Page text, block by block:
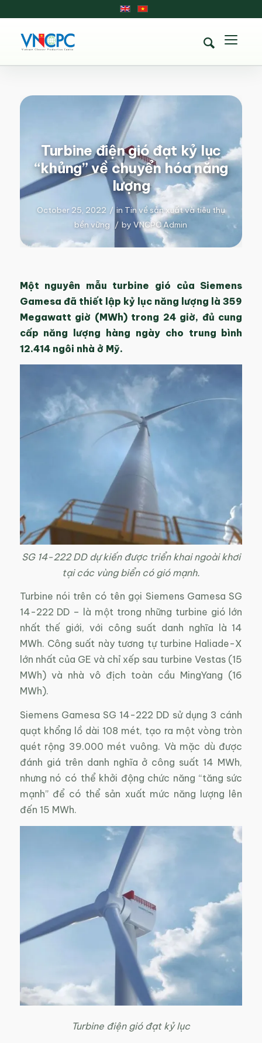
Turbine điện gió đạt kỷ lục
“khủng” về chuyển hóa năng
lượng
October 25, 2022 / in Tin về sản xuất và tiêu thụ
bền vững / byVNCPC Admin
Một nguyên mẫu turbine gió của Siemens
Gamesa đã thiết lập kỷ lục năng lượng là 359
Megawatt giờ (MWh) trong 24 giờ, đủ cung
cấp năng lượng hàng ngày cho trung bình
12.414 ngôi nhà ở Mỹ.
SG 14-222 DD dự kiến được triển khai ngoài khơi
tại các vùng biển có gió mạnh.
Turbine nói trên có tên gọi Siemens Gamesa SG
14-222 DD – là một trong những turbine gió lớn
nhất thế giới, với công suất danh nghĩa là 14
MWh. Công suất này tương tự turbine Haliade-X
lớn nhất của GE và chỉ xếp sau turbine Vestas (15
MWh) và nhà vô địch toàn cầu MingYang (16
MWh).
Siemens Gamesa SG 14-222 DD sử dụng 3 cánh
quạt khổng lồ dài 108 mét, tạo ra một vòng tròn
quét rộng 39.000 mét vuông. Và mặc dù được
đánh giá trên danh nghĩa ở công suất 14 MWh,
nhưng nó có thể khởi động chức năng “tăng sức
mạnh” để có thể sản xuất mức năng lượng lên
đến 15 MWh.
Turbine điện gió đạt kỷ lục